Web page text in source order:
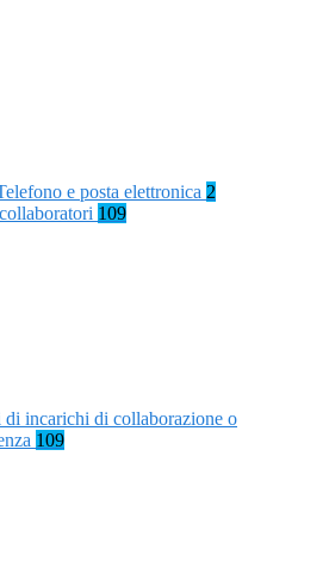
e posta elettronica 2
109
di incarichi di collaborazione o
109